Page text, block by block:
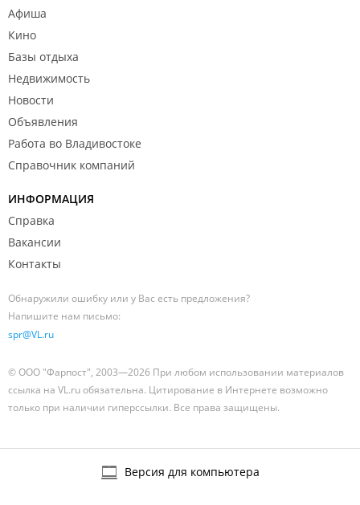
Афиша
Кино
Базы отдыха
Недвижимость
Новости
Объявления
Работа во Владивостоке
Справочник компаний
ИНФОРМАЦИЯ
Справка
Вакансии
Контакты
Обнаружили ошибку или у Вас есть предложения?
Напишите нам письмо:
spr@VL.ru
© ООО "Фарпост", 2003—2026 При любом использовании материалов
ссылка на VL.ru обязательна. Цитирование в Интернете возможно
только при наличии гиперссылки. Все права защищены.
Версия для компьютера